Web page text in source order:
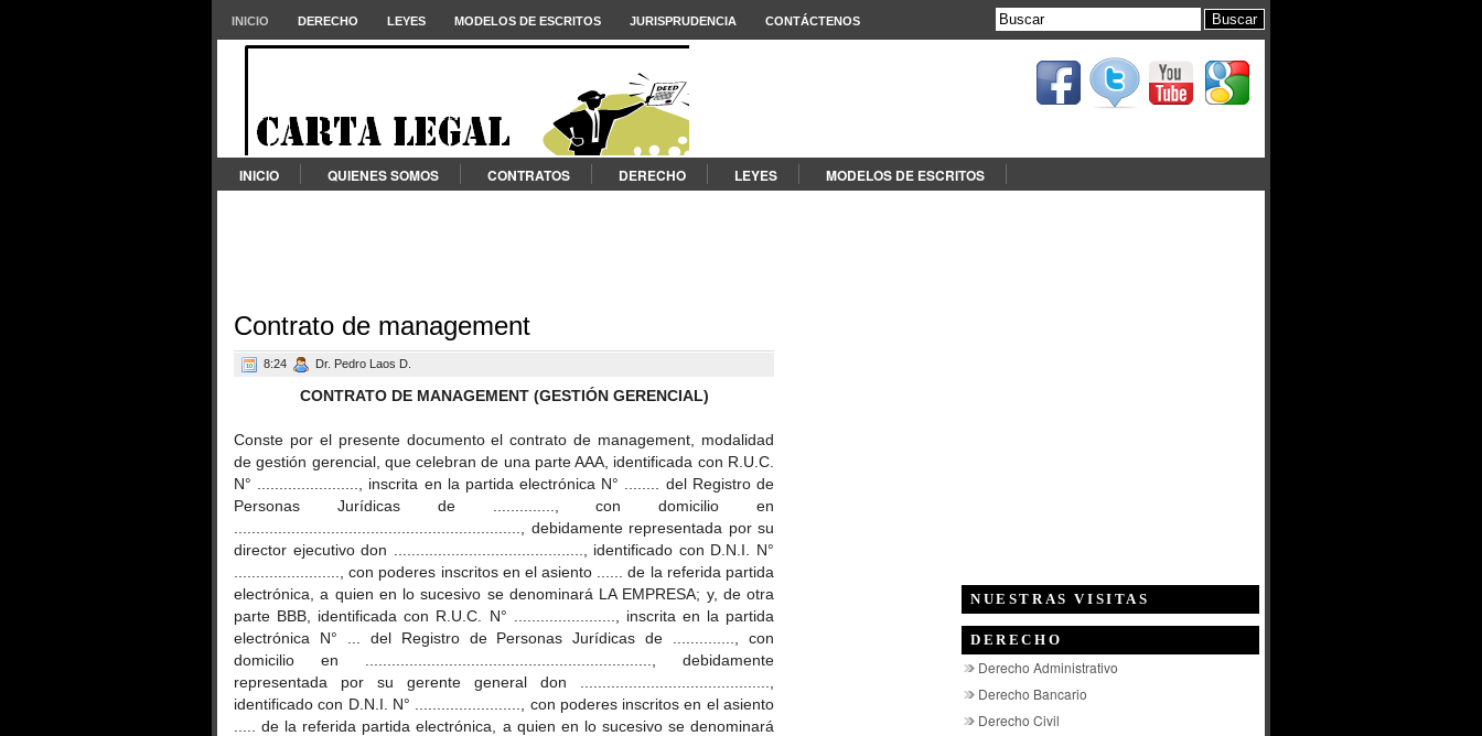
INICIO DERECHO LEYES MODELOS DE ESCRITOS JURISPRUDENCIA CONTÁCTENOS
INICIO QUIENES SOMOS CONTRATOS DERECHO LEYES MODELOS DE ESCRITOS
Contrato de management
8:24 Dr. Pedro Laos D.
CONTRATO DE MANAGEMENT (GESTIÓN GERENCIAL)
Conste por el presente documento el contrato de management, modalidad
de gestión gerencial, que celebran de una parte AAA, identificada con R.U.C.
N° ......................., inscrita en la partida electrónica N° ........ del Registro de
Personas Jurídicas de .............., con domicilio en
................................................................., debidamente representada por su
director ejecutivo don ..........................................., identificado con D.N.I. N°
........................, con poderes inscritos en el asiento ...... de la referida partida
electrónica, a quien en lo sucesivo se denominará LA EMPRESA; y, de otra
parte BBB, identificada con R.U.C. N° ......................., inscrita en la partida
electrónica N° ... del Registro de Personas Jurídicas de .............., con
domicilio en ................................................................., debidamente
representada por su gerente general don ...........................................,
identificado con D.N.I. N° ........................, con poderes inscritos en el asiento
..... de la referida partida electrónica, a quien en lo sucesivo se denominará
NUESTRAS VISITAS
DERECHO
Derecho Administrativo
Derecho Bancario
Derecho Civil